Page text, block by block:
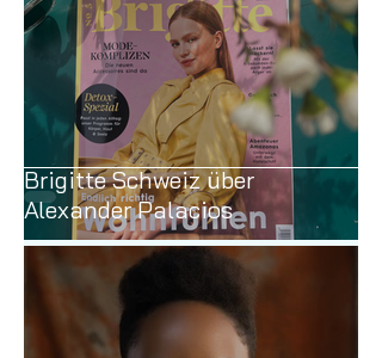
Brigitte Schweiz über
Alexander Palacios